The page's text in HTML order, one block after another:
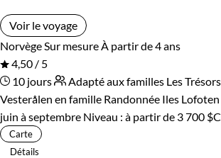
Voir le voyage
NorvègeSur mesureÀ partir de 4 ans
4,50 / 5
10 jours
Adapté aux familles Les
Vesterålen en famille Randonnée Iles Lofoten
juin à septembre Niveau : à partir de 3 700
Carte
Détails